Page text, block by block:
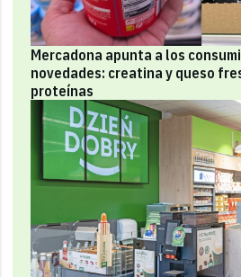
Mercadona apunta a los
novedades: creatina y queso
proteínas